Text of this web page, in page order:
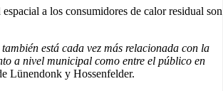
a los consumidores de calor residual son
está cada vez más relacionada con la
a nivel municipal como entre el público en
Lünendonk y Hossenfelder.